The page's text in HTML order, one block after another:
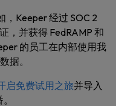
，Keeper 经过 SOC 2
，并获得 FedRAMP 和
的员工在内部使用我
据。
启免费试用之旅并导入